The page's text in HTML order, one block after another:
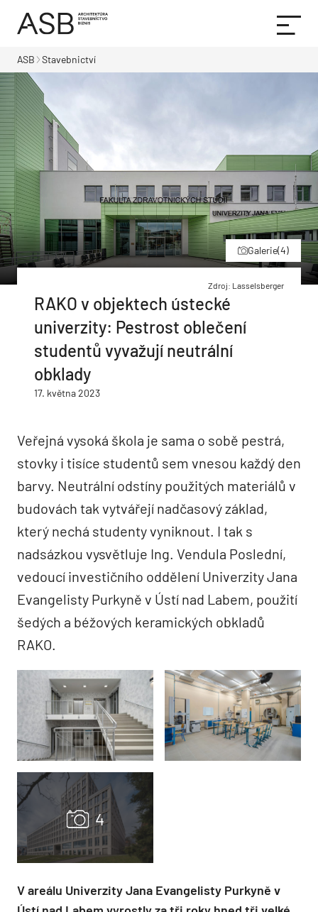
ASB Stavebnictví
Galerie(4)
Zdroj: Lasselsberger
RAKO v objektech ústecké
univerzity: Pestrost oblečení
studentů vyvažují neutrální
obklady
17. května 2023
Veřejná vysoká škola je sama o sobě pestrá,
stovky i tisíce studentů sem vnesou každý den
barvy. Neutrální odstíny použitých materiálů v
budovách tak vytvářejí nadčasový základ,
který nechá studenty vyniknout. I tak s
nadsázkou vysvětluje Ing. Vendula Poslední,
vedoucí investičního oddělení Univerzity Jana
Evangelisty Purkyně v Ústí nad Labem, použití
šedých a béžových keramických obkladů
RAKO.
V areálu Univerzity Jana Evangelisty Purkyně v